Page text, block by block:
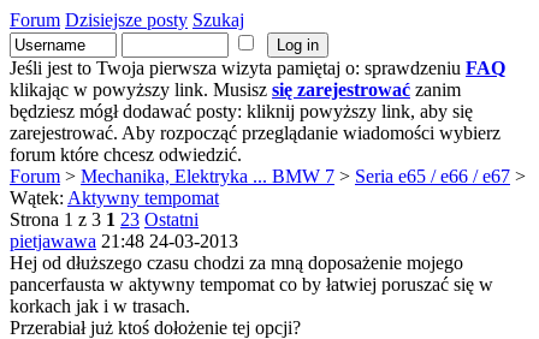
Forum Dzisiejsze posty Szukaj
Jeśli jest to Twoja pierwsza wizyta pamiętaj o: sprawdzeniu FAQ
klikając w powyższy link. Musisz się zarejestrować zanim
będziesz mógł dodawać posty: kliknij powyższy link, aby się
zarejestrować. Aby rozpocząć przeglądanie wiadomości wybierz
forum które chcesz odwiedzić.
Forum > Mechanika, Elektryka ... BMW 7 > Seria e65 / e66 / e67 >
Wątek: Aktywny tempomat
Strona 1 z 3 1 23 Ostatni
pietjawawa 21:48 24-03-2013
Hej od dłuższego czasu chodzi za mną doposażenie mojego
pancerfausta w aktywny tempomat co by łatwiej poruszać się w
korkach jak i w trasach.
Przerabiał już ktoś dołożenie tej opcji?